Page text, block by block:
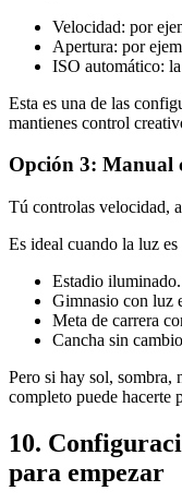
Velocidad: por
Apertura: por
ISO automático:
Esta es una de las
mantienes control
Opción 3: Manual
Tú controlas velocidad,
Es ideal cuando la luz es
Estadio iluminado.
Gimnasio con luz
Meta de carrera
Cancha sin
Pero si hay sol, sombra,
completo puede hacerte
10.
para empezar